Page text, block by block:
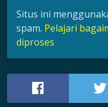
Situs ini
spam. Pelajari
diproses